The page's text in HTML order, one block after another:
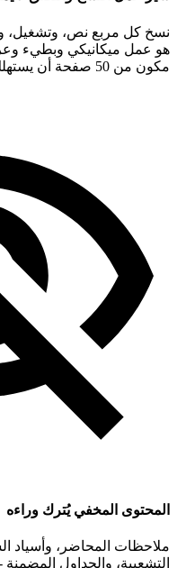
نسخ كل مربع نص، وتشغيل،
هو عمل ميكانيكي وبطيء
مكون من 50 صفحة أن يستهلك يومًا كاملاً.
المحتوى المخفي يُترك وراءه
ملاحظات المحاضر، وأسياد
التشعبية، والجداول المضمنة